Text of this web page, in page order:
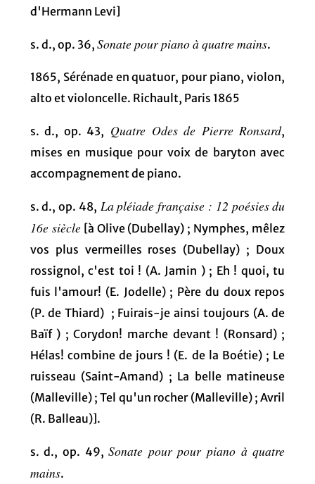
d'Hermann Levi]
s. d., op. 36, Sonate pour piano à quatre mains.
1865, Sérénade en quatuor, pour piano, violon,
alto et violoncelle. Richault, Paris 1865
s. d., op. 43, Quatre Odes de Pierre Ronsard,
mises en musique pour voix de baryton avec
accompagnement de piano.
s. d., op. 48, La pléiade française : 12 poésies du
16e siècle[à Olive (Dubellay) ; Nymphes, mêlez
vos plus vermeilles roses (Dubellay) ; Doux
rossignol, c'est toi ! (A. Jamin ) ; Eh ! quoi, tu
fuis l'amour! (E. Jodelle) ; Père du doux repos
(P. de Thiard) ; Fuirais-je ainsi toujours (A. de
Baïf ) ; Corydon! marche devant ! (Ronsard) ;
Hélas! combine de jours ! (E. de la Boétie) ; Le
ruisseau (Saint-Amand) ; La belle matineuse
(Malleville) ; Tel qu'un rocher (Malleville) ; Avril
(R. Balleau)].
s. d., op. 49,Sonate pour pour piano à quatre
mains.